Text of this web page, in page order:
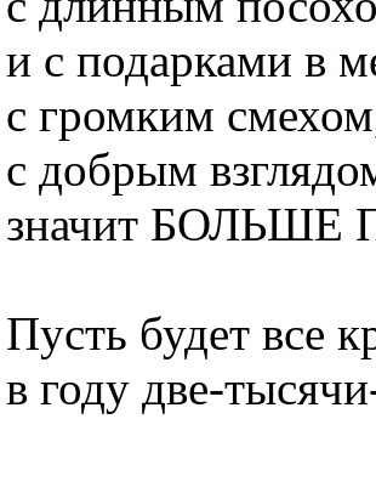
и с подарками в
с громким
с добрым
значит
Пусть будет все
в году две-